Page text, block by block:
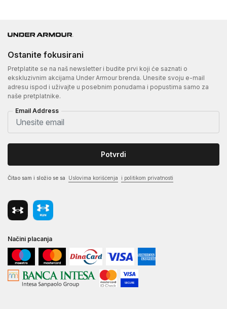
Ostanite fokusirani
Pretplatite se na naš newsletter i budite prvi koji će saznati o
ekskluzivnim akcijama Under Armour brenda. Unesite svoju e-mail
adresu ispod i uživajte u posebnim ponudama i popustima samo za
naše pretplatnike.
Email Address
Potvrdi
Čitao sam i složio se sa Uslovima korišćenja i politikom privatnosti
Načini placanja